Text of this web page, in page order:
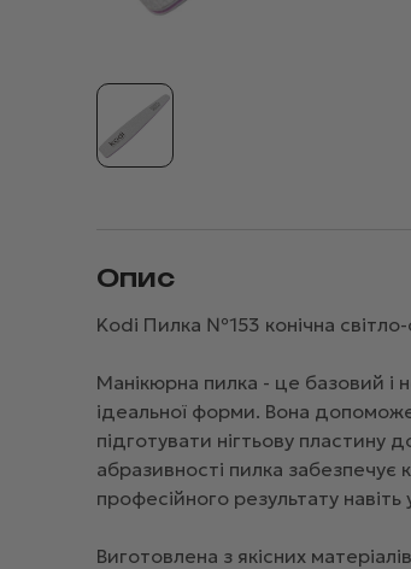
Опис
Kodi Пилка №153 конічна
Манікюрна пилка - це базовий і
ідеальної форми. Вона
підготувати нігтьову пластину
абразивності пилка
професійного результату
Виготовлена з якісних